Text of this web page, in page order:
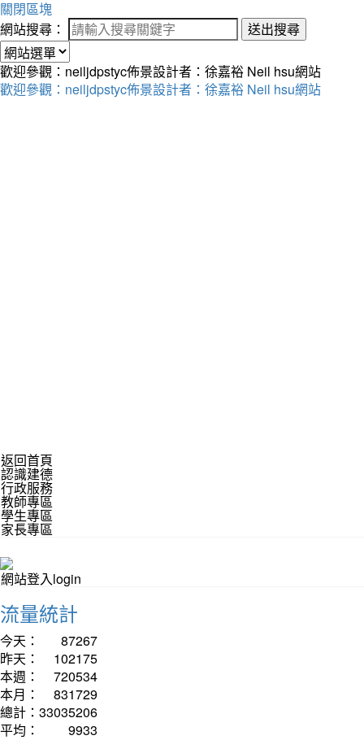
關閉區塊
網站搜尋：
送出搜尋
歡迎參觀：neiljdpstyc佈景設計者：徐嘉裕 Neil hsu網站
歡迎參觀：neiljdpstyc佈景設計者：徐嘉裕 Neil hsu網站
返回首頁
認識建德
行政服務
教師專區
學生專區
家長專區
網站登入login
流量統計
今天：
87267
昨天：
102175
本週：
720534
本月：
831729
總計： 33035206
平均：
9933